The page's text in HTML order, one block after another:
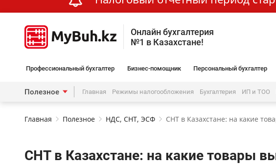
Онлайн бухгалтерия
№1 в Казахстане!
Профессиональный бухгалтер Бизнес-помощник Персональный бухгалтер
Полезное Главная Режимы налогообложения Бухгалтерия ИП и ТОО
Главная Полезное НДС, СНТ, ЭСФ СНТ в Казахстане: на какие
СНТ в Казахстане: на какие товары